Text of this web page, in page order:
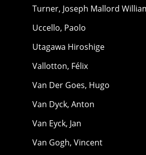
Turner, Joseph Mallord
Uccello, Paolo
Utagawa Hiroshige
Vallotton, Félix
Van Der Goes, Hugo
Van Dyck, Anton
Van Eyck, Jan
Van Gogh, Vincent